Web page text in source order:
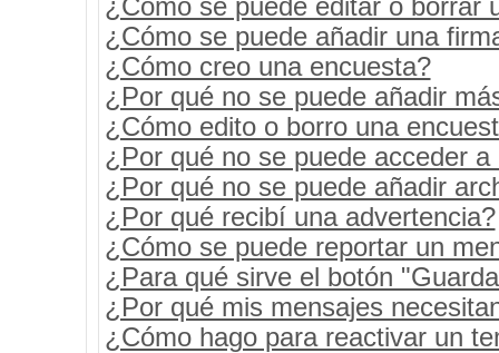
¿Cómo se puede editar o borrar
¿Cómo se puede añadir una
¿Cómo creo una encuesta?
¿Por qué no se puede añadir
¿Cómo edito o borro una
¿Por qué no se puede acceder a
¿Por qué no se puede añadir
¿Por qué recibí una advertencia?
¿Cómo se puede reportar un
¿Para qué sirve el botón
¿Por qué mis mensajes
¿Cómo hago para reactivar un